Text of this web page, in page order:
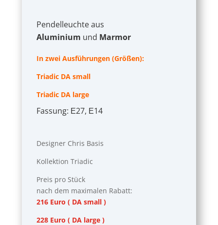
Pendelleuchte aus
Aluminium und Marmor
In zwei Ausführungen (Größen):
Triadic DA small
Triadic DA large
Fassung: Ε27, Ε14
Designer Chris Basis
Kollektion Triadic
Preis pro Stück
nach dem maximalen Rabatt:
216 Euro ( DA small )
228 Euro ( DA large )